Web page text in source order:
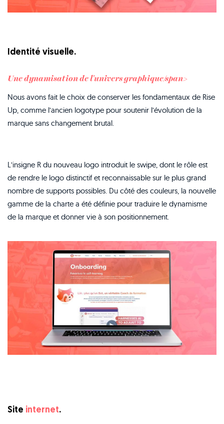
Identité visuelle.
Une dynamisation de l'univers graphique/span>
Nous avons fait le choix de conserver les fondamentaux de Rise
Up, comme l’ancien logotype pour soutenir l’évolution de la
marque sans changement brutal.
L’insigne R du nouveau logo introduit le swipe, dont le rôle est
de rendre le logo distinctif et reconnaissable sur le plus grand
nombre de supports possibles. Du côté des couleurs, la nouvelle
gamme de la charte a été définie pour traduire le dynamisme
de la marque et donner vie à son positionnement.
Site internet.